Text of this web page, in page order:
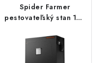
Spider Farmer
pestovateľský stan 140